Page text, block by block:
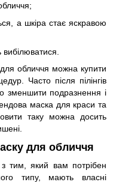
а шкіра стає яскравою
вибілюватися.
обличчя можна купити
Часто після пілінгів
зменшити подразнення і
маска для краси та
таку можна досить
для обличчя
тим, який вам потрібен
типу, мають власні